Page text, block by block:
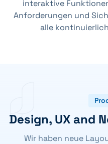
interaktive
Anforderungen und
alle
Design, UX and
Wir haben neue